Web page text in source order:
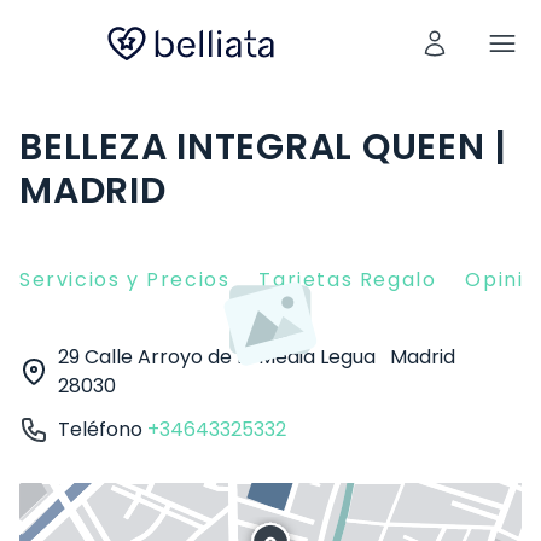
BELLEZA INTEGRAL QUEEN |
MADRID
Servicios y Precios Tarjetas Regalo
29 Calle Arroyo de la Media Legua Madrid
28030
Teléfono +34643325332